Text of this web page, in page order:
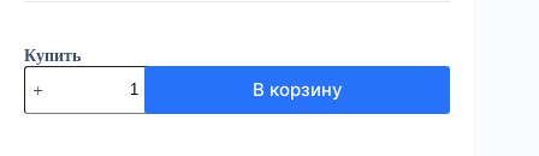
Купить
Количество
товара
ЮГ
В корзину